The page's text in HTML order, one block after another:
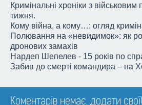
Кримінальні хроніки з
тижня.
Кому війна, а кому…: огляд
Полювання на «невидимок»: як
дронових замахів
Нардеп Шепелев - 15 років по
Забив до смерті командира – на
Коментарів немає, додати свої!